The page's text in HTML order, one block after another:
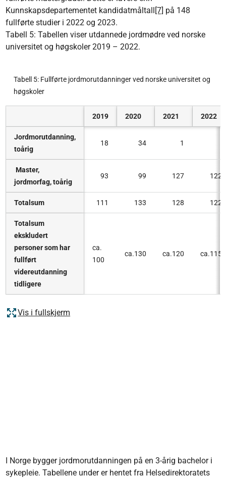
Kunnskapsdepartementet kandidatmåltall[7] på 148
fullførte studier i 2022 og 2023.
Tabell 5: Tabellen viser utdannede jordmødre ved norske
universitet og høgskoler 2019 – 2022.
Tabell 5: Fullførte jordmorutdanninger ved norske universitet og
høgskoler
2019 2020 2021 2022
Jordmorutdanning,
toårig
18 34 1
Master,
jordmorfag, toårig
93 99 127 122
Totalsum 111 133 128 122
Totalsum
ekskludert
personer som har
fullført
videreutdanning
tidligere
ca.
100
ca.130 ca.120 ca.115
Vis i fullskjerm
I Norge bygger jordmorutdanningen på en 3-årig bachelor i
sykepleie. Tabellene under er hentet fra Helsedirektoratets